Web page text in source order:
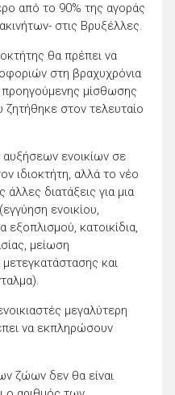
από το 90% της αγοράς
στις Βρυξέλλες.
θα πρέπει να
στη βραχυχρόνια
μίσθωσης
ζητήθηκε στον τελευταίο
ενοικίων σε
ιδιοκτήτη, αλλά το νέο
άλλες διατάξεις για μια
ενοικίου,
κατοικίδια,
μείωση
και
μεγαλύτερη
να εκπληρώσουν
ζώων δεν θα είναι